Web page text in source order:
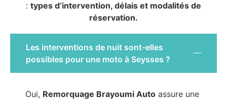
: types d’intervention, délais et modalités de
réservation.
Les interventions de nuit sont-elles
possibles pour une moto à Seysses ?
Oui, Remorquage Brayoumi Auto assure une